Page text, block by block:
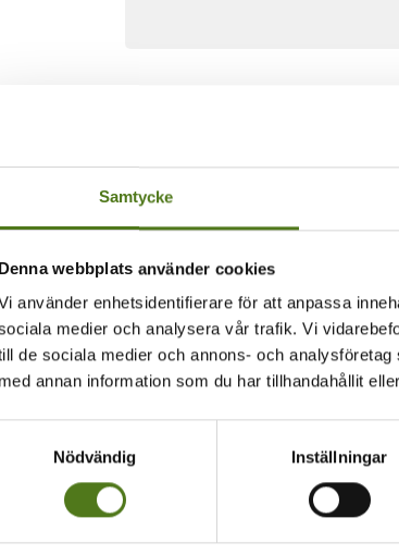
Samtycke
Denna webbplats använder cookies
använder enhetsidentifierare för att anpassa
medier och analysera vår trafik. Vi
de sociala medier och annons- och
med annan information som du har tillhandahållit
Nödvändig
Inställningar
Med epilepsimedicinering avses
tillräckligt med information och
varför medicinering är viktig
vad regelbundenhet betyder
vad du ska göra om du
vilka biverkningar som kan
Hur hanterar man
Att få epilepsi kan orsaka